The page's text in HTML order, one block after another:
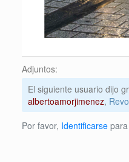
Adjuntos:
El siguiente usuario dijo
albertoamorjimenez,
Por favor, Identificarse